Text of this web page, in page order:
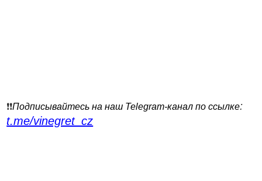
❗️❗️Подписывайтесь на наш Telegram-канал по ссылке:
t.me/vinegret_cz